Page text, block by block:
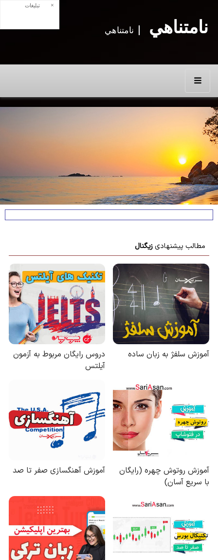
نامتناهي نامتناهي
تبلیغات ×